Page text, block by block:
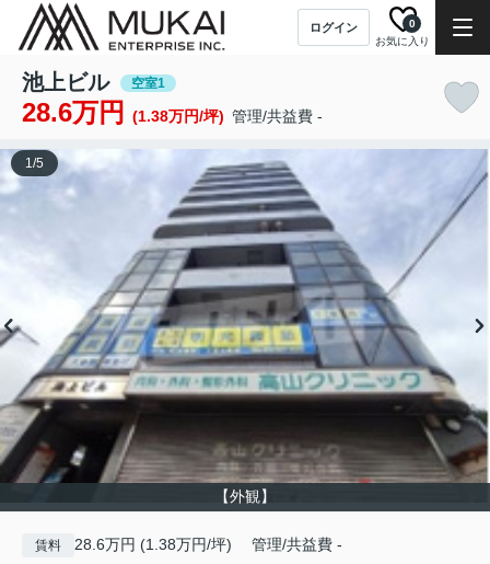
ログイン
お気に入り
0
池上ビル 空室1
28.6万円 (1.38万円/坪) 管理/共益費 -
【外観】
1/5
賃料 28.6万円 (1.38万円/坪) 管理/共益費 -